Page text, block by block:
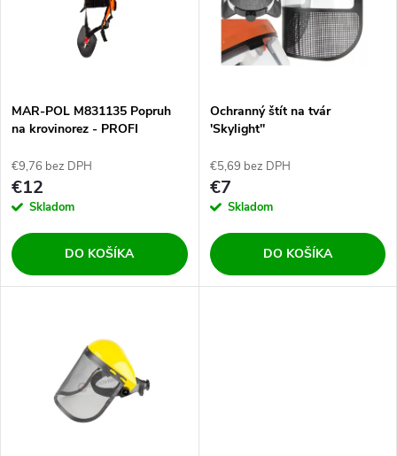
e
p
r
o
d
s
p
r
o
d
MAR-POL M831135 Popruh
na krovinorez - PROFI
€9,76 bez DPH
€12
Skladom
DO KOŠÍKA
Ochranný štít na tvár
'Skylight''
€5,69 bez DPH
€7
Skladom
DO KOŠÍKA